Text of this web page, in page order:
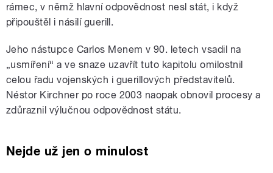
rámec, v němž hlavní odpovědnost nesl stát, i když
připouštěl i násilí guerill.
Jeho nástupce Carlos Menem v 90. letech vsadil na
„usmíření“ a ve snaze uzavřít tuto kapitolu omilostnil
celou řadu vojenských i guerillových představitelů.
Néstor Kirchner po roce 2003 naopak obnovil procesy a
zdůraznil výlučnou odpovědnost státu.
Nejde už jen o minulost